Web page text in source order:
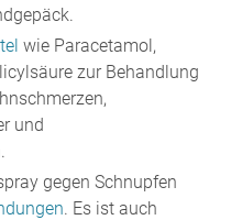
wie Paracetamol,
zur Behandlung
und
gegen Schnupfen
. Es ist auch